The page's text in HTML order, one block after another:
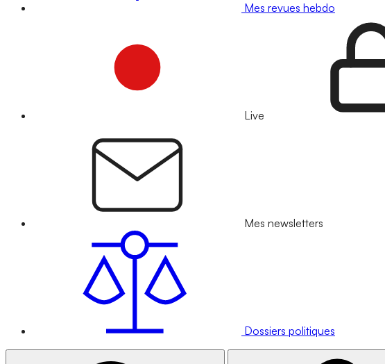
Mes revues hebdo
Live
Mes newsletters
Dossiers politiques